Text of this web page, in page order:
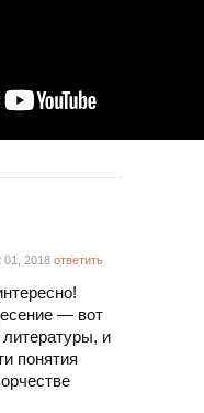
01, 2018 ответить
— вот
и
понятия